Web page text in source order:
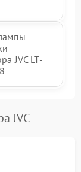
JVC LT-
JVC